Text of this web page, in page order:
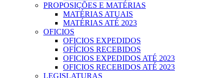
PROPOSIÇÕES E MATÉRIAS
MATÉRIAS ATUAIS
MATÉRIAS ATÉ 2023
OFICIOS
OFICIOS EXPEDIDOS
OFÍCIOS RECEBIDOS
OFICIOS EXPEDIDOS ATÉ 2023
OFICIOS RECEBIDOS ATÉ 2023
LEGISLATURAS